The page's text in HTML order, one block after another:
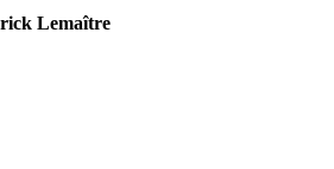
Lemaître